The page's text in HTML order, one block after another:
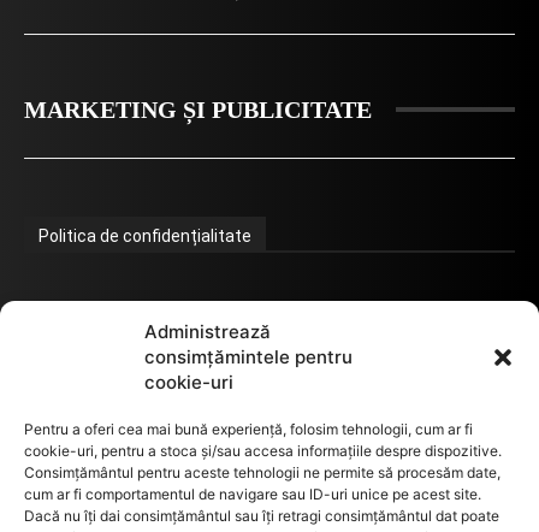
Administrează
consimțămintele pentru
cookie-uri
Pentru a oferi cea mai bună experiență, folosim tehnologii, cum ar fi
cookie-uri, pentru a stoca și/sau accesa informațiile despre dispozitive.
Consimțământul pentru aceste tehnologii ne permite să procesăm date,
cum ar fi comportamentul de navigare sau ID-uri unice pe acest site.
Dacă nu îți dai consimțământul sau îți retragi consimțământul dat poate
MARKETING ȘI PUBLICITATE
Politica de confidențialitate
Termeni de utilizare
GDPR